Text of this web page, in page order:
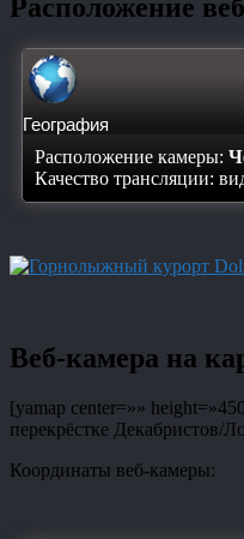
Расположение
География
Расположение камеры:
Качество трансляции:
Веб-камера на
[yamap center=»»
перекрёстке Декабристов/
Координаты веб-камеры: